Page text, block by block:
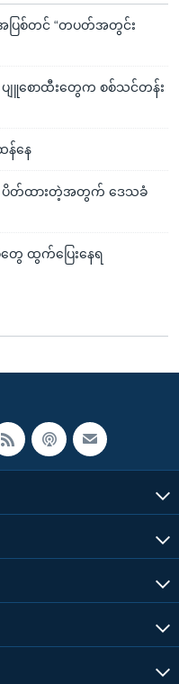
ပြစ်တင် “တပတ်အတွင်း
ျူစောထီးတွေက စစ်သင်တန်း
န်နေ
ပိတ်ထားတဲ့အတွက် ဒေသခံ
ထွက်ပြေးနေရ